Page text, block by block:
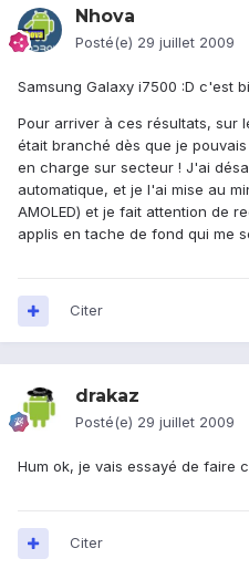
Nhova
Posté(e) 29 juillet 2009
Samsung Galaxy i7500 :D c'est
Pour arriver à ces résultats, sur
était branché dès que je
en charge sur secteur ! J'ai
automatique, et je l'ai mise au
AMOLED) et je fait attention de
applis en tache de fond qui me
Citer
drakaz
Posté(e) 29 juillet 2009
Hum ok, je vais essayé de faire
Citer